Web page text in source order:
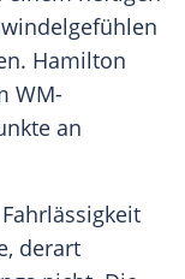
Hamilton
WM-
an
Fahrlässigkeit
, derart